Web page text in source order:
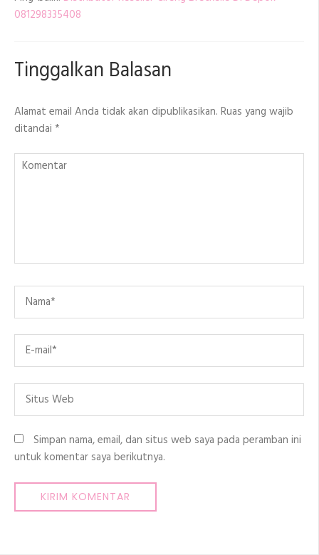
081298335408
Tinggalkan Balasan
Alamat email Anda tidak akan dipublikasikan. Ruas yang wajib
ditandai *
Komentar
Name
Email
Situs
Web
Simpan nama, email, dan situs web saya pada peramban ini
untuk komentar saya berikutnya.